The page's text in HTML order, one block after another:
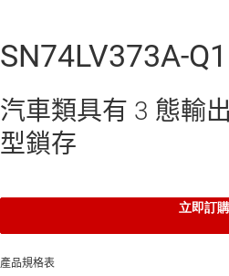
SN74LV373A-Q1
汽車類具有 3 態輸
型鎖存
立即訂購
產品規格表